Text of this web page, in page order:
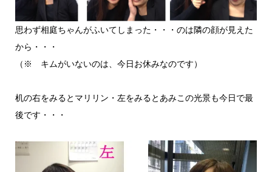
思わず相庭ちゃんがふいてしまった・・・のは隣の顔が見えた
から・・・
（※ キムがいないのは、今日お休みなのです）
机の右をみるとマリリン・左をみるとあみこの光景も今日で最
後です・・・